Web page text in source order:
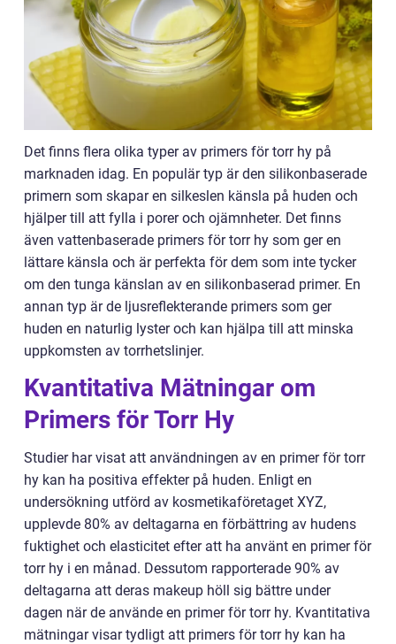
Det finns flera olika typer av primers för torr hy på
marknaden idag. En populär typ är den silikonbaserade
primern som skapar en silkeslen känsla på huden och
hjälper till att fylla i porer och ojämnheter. Det finns
även vattenbaserade primers för torr hy som ger en
lättare känsla och är perfekta för dem som inte tycker
om den tunga känslan av en silikonbaserad primer. En
annan typ är de ljusreflekterande primers som ger
huden en naturlig lyster och kan hjälpa till att minska
uppkomsten av torrhetslinjer.
Kvantitativa Mätningar om
Primers för Torr Hy
Studier har visat att användningen av en primer för torr
hy kan ha positiva effekter på huden. Enligt en
undersökning utförd av kosmetikaföretaget XYZ,
upplevde 80% av deltagarna en förbättring av hudens
fuktighet och elasticitet efter att ha använt en primer för
torr hy i en månad. Dessutom rapporterade 90% av
deltagarna att deras makeup höll sig bättre under
dagen när de använde en primer för torr hy. Kvantitativa
mätningar visar tydligt att primers för torr hy kan ha